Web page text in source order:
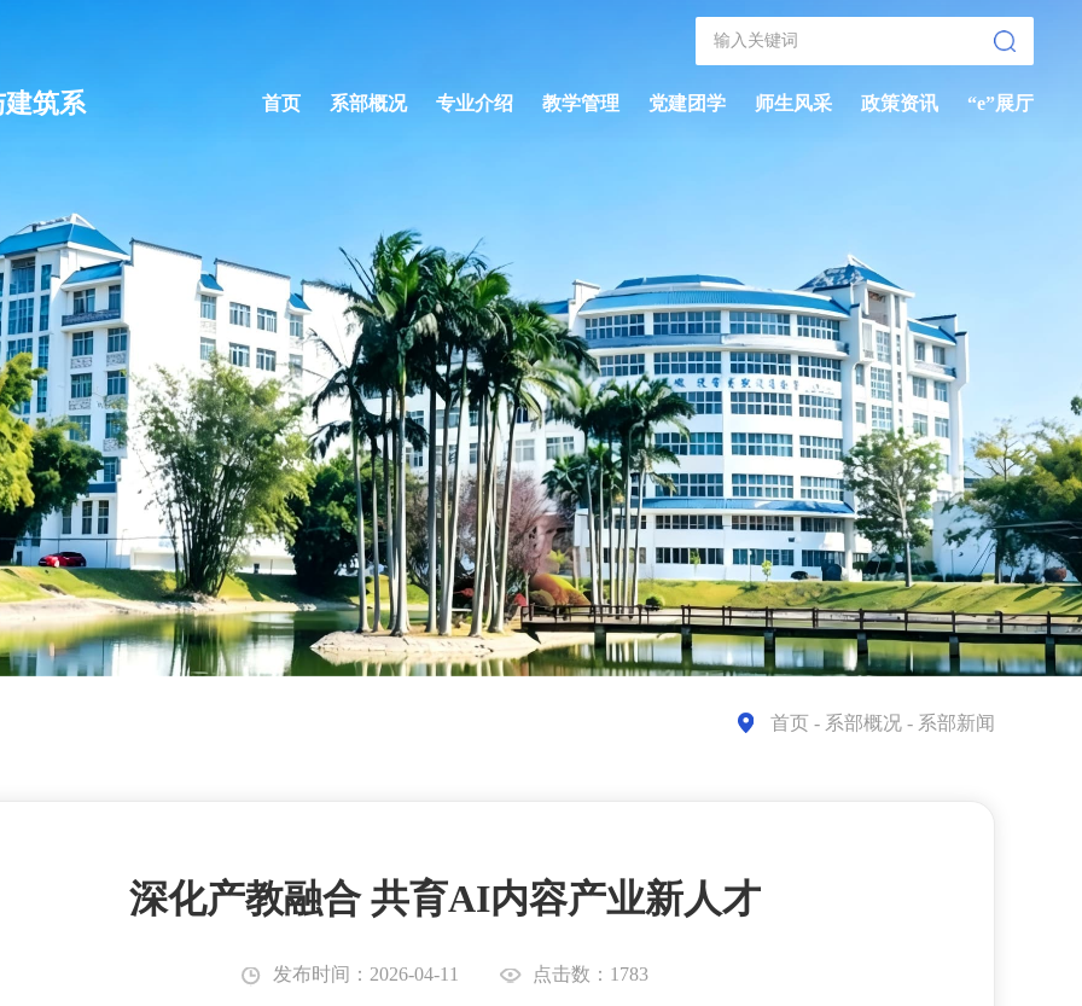
筑系 首页 系部概况 专业介绍 教学管理 党建团学 师生风采 政策资讯 “e”展厅
首页 - 系部概况 - 系部新闻
深化产教融合 共育AI内容产业新人才
发布时间：2026-04-11 点击数：1783